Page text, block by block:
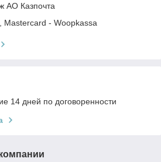
АО Казпочта
Mastercard - Woopkassa
14 дней по договоренности